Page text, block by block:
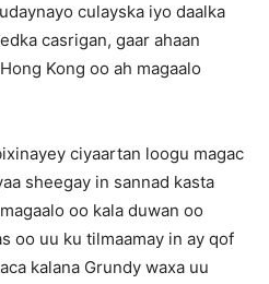
culayska iyo daalka
casrigan, gaar ahaan
Kong oo ah magaalo
ciyaartan loogu magac
sheegay in sannad kasta
oo kala duwan oo
oo uu ku tilmaamay in ay qof
kalana Grundy waxa uu